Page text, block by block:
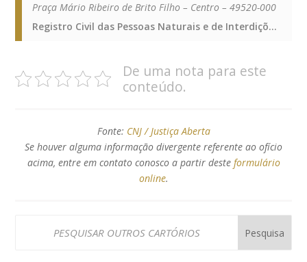
Praça Mário Ribeiro de Brito Filho – Centro – 49520-000
Registro Civil das Pessoas Naturais e de Interdições e Tutelas, Registro de Imóveis, Registro de Títulos e Documentos e Civis das Pessoas Jurídicas, Registro Civil das Pessoas Naturais e de Interdições e Tutelas, Registro de Imóveis, Registro de Títulos e Documentos e Civis das Pessoas Jurídicas, Registro Civil das Pessoas Naturais e de Interdições e Tutelas, Registro de Imóveis, Registro de Títulos e Documentos e Civis das Pessoas Jurídicas
De uma nota para este
conteúdo.
Fonte: CNJ / Justiça Aberta
Se houver alguma informação divergente referente ao ofício
acima, entre em contato conosco a partir deste formulário
online.